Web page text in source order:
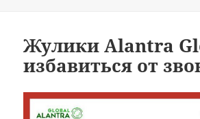
Жулики Alantra
избавиться от